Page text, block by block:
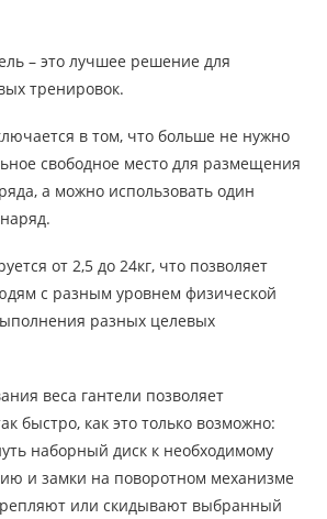
– это лучшее решение для
тренировок.
в том, что больше не нужно
свободное место для размещения
а можно использовать один
от 2,5 до 24кг, что позволяет
с разным уровнем физической
разных целевых
веса гантели позволяет
быстро, как это только возможно:
наборный диск к необходимому
и замки на поворотном механизме
или скидывают выбранный